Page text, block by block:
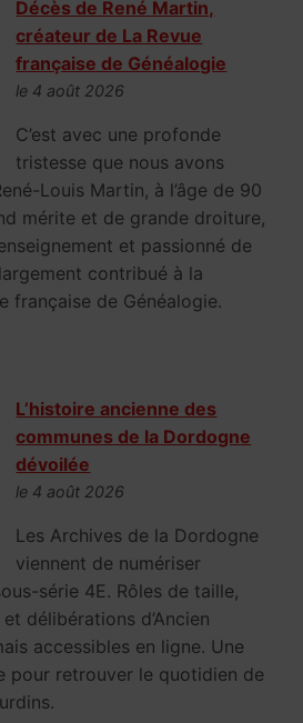
Décès de René Martin,
créateur de La Revue
française de Généalogie
le 4 août 2026
C’est avec une profonde
tristesse que nous avons
Louis Martin, à l’âge de 90
mérite et de grande droiture,
et passionné de
contribué à la
française de Généalogie.
L’histoire ancienne des
communes de la Dordogne
dévoilée
le 4 août 2026
Les Archives de la Dordogne
viennent de numériser
série 4E. Rôles de taille,
délibérations d’Ancien
accessibles en ligne. Une
pour retrouver le quotidien de